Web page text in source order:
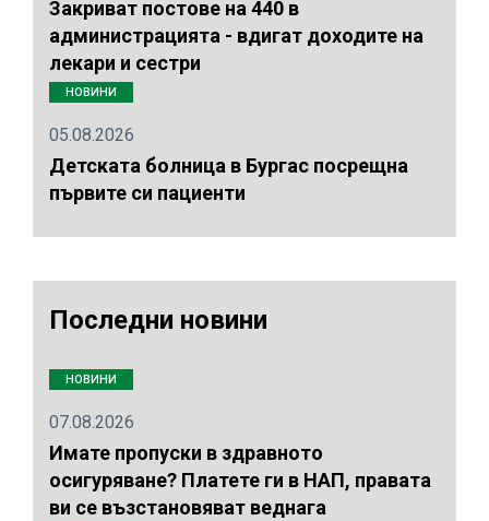
Закриват постове на 440 в
администрацията - вдигат доходите на
лекари и сестри
НОВИНИ
05.08.2026
Детската болница в Бургас посрещна
първите си пациенти
Последни новини
НОВИНИ
07.08.2026
Имате пропуски в здравното
осигуряване? Платете ги в НАП, правата
ви се възстановяват веднага